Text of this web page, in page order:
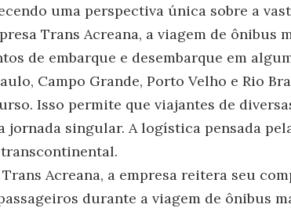
uma perspectiva única sobre a
Trans Acreana, a viagem de ônibus
de embarque e desembarque em
Campo Grande, Porto Velho e Rio
Isso permite que viajantes de
jornada singular. A logística pensada
Acreana, a empresa reitera seu
durante a viagem de ônibus